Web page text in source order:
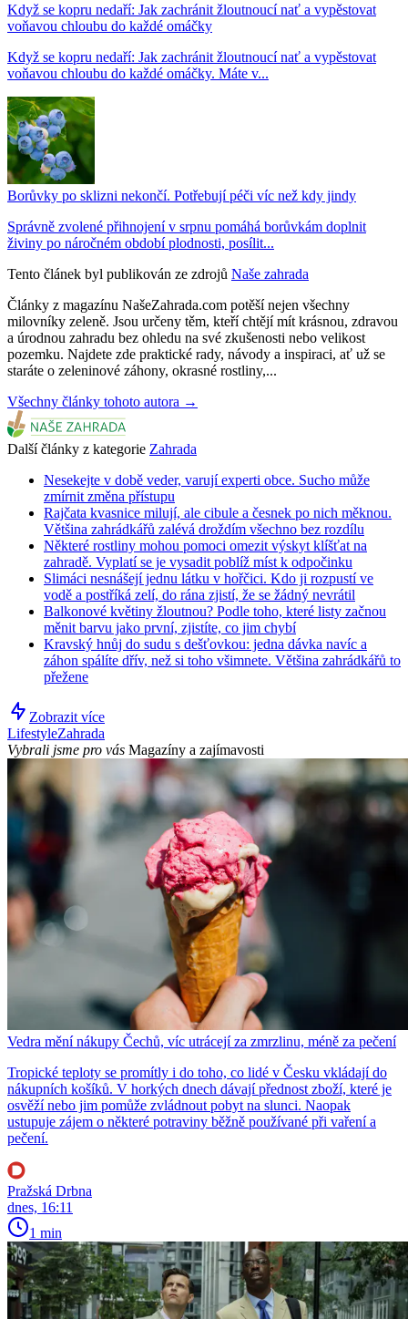
Když se kopru nedaří: Jak zachránit žloutnoucí nať a vypěstovat
voňavou chloubu do každé omáčky
Když se kopru nedaří: Jak zachránit žloutnoucí nať a vypěstovat
voňavou chloubu do každé omáčky. Máte v...
Borůvky po sklizni nekončí. Potřebují péči víc než kdy jindy
Správně zvolené přihnojení v srpnu pomáhá borůvkám doplnit
živiny po náročném období plodnosti, posílit...
Tento článek byl publikován ze zdrojů Naše zahrada
Články z magazínu NašeZahrada.com potěší nejen všechny
milovníky zeleně. Jsou určeny těm, kteří chtějí mít krásnou, zdravou
a úrodnou zahradu bez ohledu na své zkušenosti nebo velikost
pozemku. Najdete zde praktické rady, návody a inspiraci, ať už se
staráte o zeleninové záhony, okrasné rostliny,...
Všechny články tohoto autora →
Další články z kategorie Zahrada
Nesekejte v době veder, varují experti obce. Sucho může
zmírnit změna přístupu
Rajčata kvasnice milují, ale cibule a česnek po nich měknou.
Většina zahrádkářů zalévá droždím všechno bez rozdílu
Některé rostliny mohou pomoci omezit výskyt klíšťat na
zahradě. Vyplatí se je vysadit poblíž míst k odpočinku
Slimáci nesnášejí jednu látku v hořčici. Kdo ji rozpustí ve
vodě a postříká zelí, do rána zjistí, že se žádný nevrátil
Balkonové květiny žloutnou? Podle toho, které listy začnou
měnit barvu jako první, zjistíte, co jim chybí
Kravský hnůj do sudu s dešťovkou: jedna dávka navíc a
záhon spálíte dřív, než si toho všimnete. Většina zahrádkářů to
přežene
Zobrazit více
LifestyleZahrada
Vybrali jsme pro vás Magazíny a zajímavosti
Vedra mění nákupy Čechů, víc utrácejí za zmrzlinu, méně za pečení
Tropické teploty se promítly i do toho, co lidé v Česku vkládají do
nákupních košíků. V horkých dnech dávají přednost zboží, které je
osvěží nebo jim pomůže zvládnout pobyt na slunci. Naopak
ustupuje zájem o některé potraviny běžně používané při vaření a
pečení.
Pražská Drbna
dnes, 16:11
1 min